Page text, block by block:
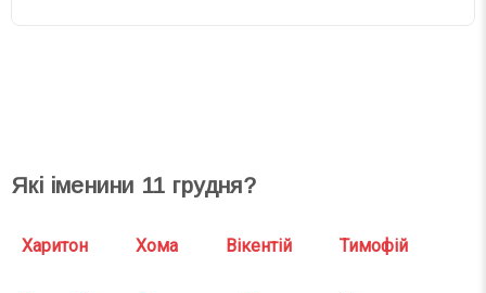
Які іменини 11 грудня?
Харитон Хома Вікентій Тимофій